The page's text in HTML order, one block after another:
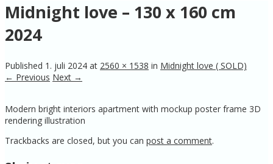
Midnight love – 130 x 160 cm
2024
Published 1. juli 2024 at 2560 × 1538 in Midnight love ( SOLD)
← Previous Next →
Modern bright interiors apartment with mockup poster frame 3D
rendering illustration
Trackbacks are closed, but you can post a comment.